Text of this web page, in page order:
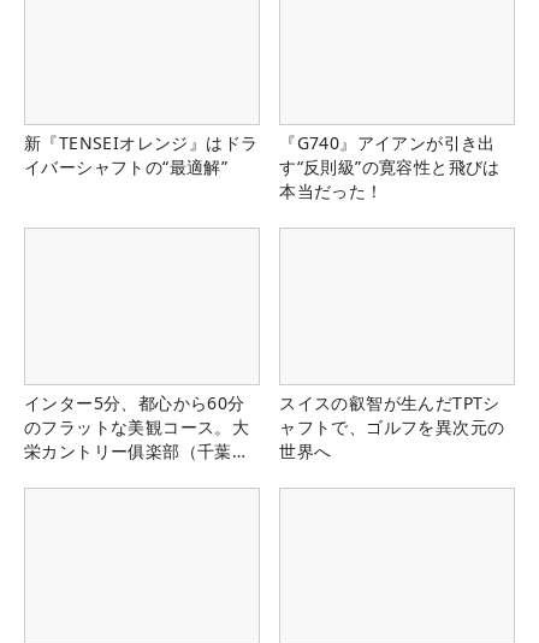
新『TENSEIオレンジ』はドラ
イバーシャフトの“最適解”
『G740』アイアンが引き出
す“反則級”の寛容性と飛びは
本当だった！
インター5分、都心から60分
のフラットな美観コース。大
栄カントリー俱楽部（千葉
スイスの叡智が生んだTPTシ
ャフトで、ゴルフを異次元の
世界へ